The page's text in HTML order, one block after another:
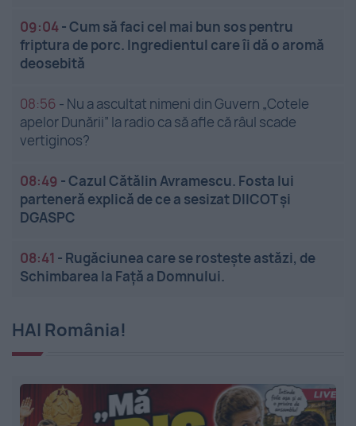
09:04-Cum să faci cel mai bun sos pentru
friptura de porc. Ingredientul care îi dă o aromă
deosebită
08:56 - Nu a ascultat nimeni din Guvern „Cotele
apelor Dunării” la radio ca să afle că râul scade
vertiginos?
08:49 -Cazul Cătălin Avramescu. Fosta lui
parteneră explică de ce a sesizat DIICOT și
DGASPC
08:41 - Rugăciunea care se rostește astăzi, de
Schimbarea la Față a Domnului.
HAI România!